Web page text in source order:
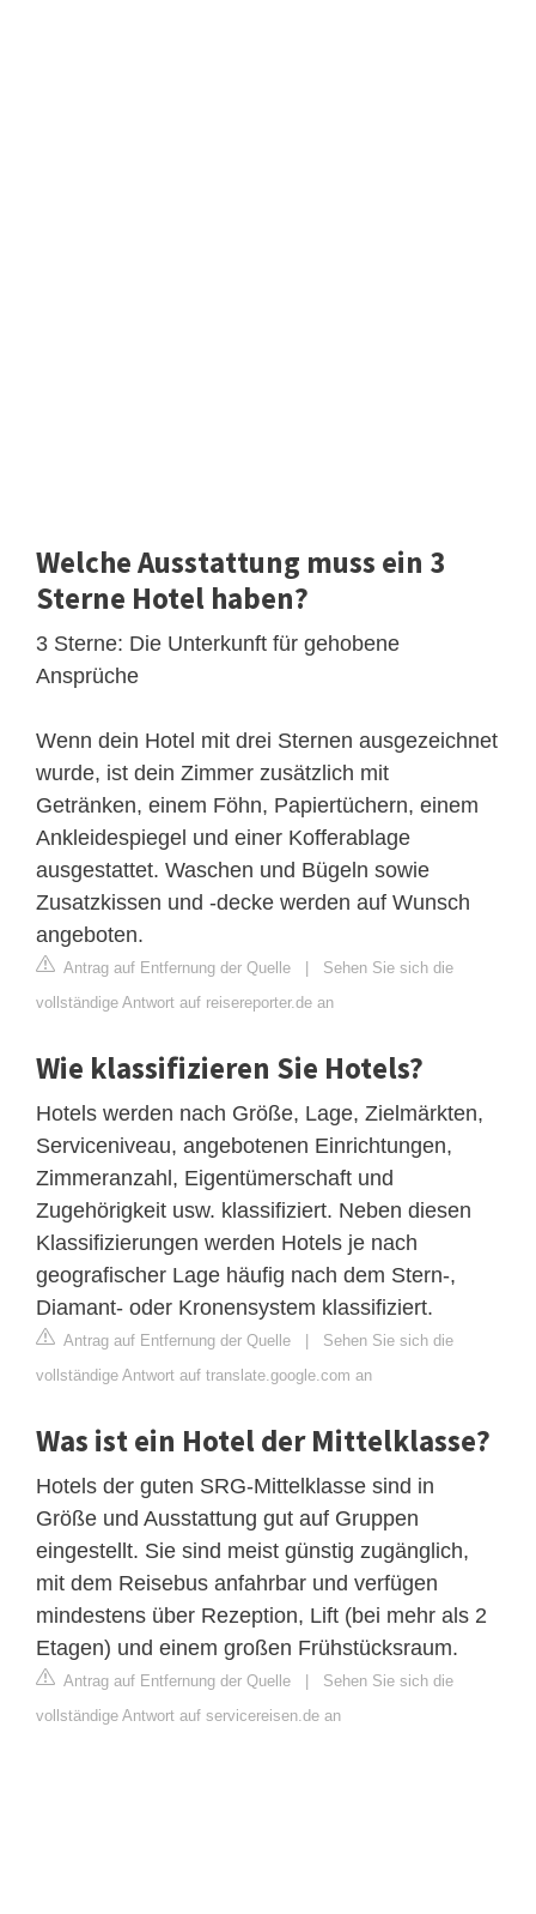
Welche Ausstattung muss ein 3
Sterne Hotel haben?
3 Sterne: Die Unterkunft für gehobene
Ansprüche
Wenn dein Hotel mit drei Sternen ausgezeichnet
wurde, ist dein Zimmer zusätzlich mit
Getränken, einem Föhn, Papiertüchern, einem
Ankleidespiegel und einer Kofferablage
ausgestattet. Waschen und Bügeln sowie
Zusatzkissen und -decke werden auf Wunsch
angeboten.
Antrag auf Entfernung der Quelle | Sehen Sie sich die
vollständige Antwort auf reisereporter.de an
Wie klassifizieren Sie Hotels?
Hotels werden nach Größe, Lage, Zielmärkten,
Serviceniveau, angebotenen Einrichtungen,
Zimmeranzahl, Eigentümerschaft und
Zugehörigkeit usw. klassifiziert. Neben diesen
Klassifizierungen werden Hotels je nach
geografischer Lage häufig nach dem Stern-,
Diamant- oder Kronensystem klassifiziert.
Antrag auf Entfernung der Quelle | Sehen Sie sich die
vollständige Antwort auf translate.google.com an
Was ist ein Hotel der Mittelklasse?
Hotels der guten SRG-Mittelklasse sind in
Größe und Ausstattung gut auf Gruppen
eingestellt. Sie sind meist günstig zugänglich,
mit dem Reisebus anfahrbar und verfügen
mindestens über Rezeption, Lift (bei mehr als 2
Etagen) und einem großen Frühstücksraum.
Antrag auf Entfernung der Quelle | Sehen Sie sich die
vollständige Antwort auf servicereisen.de an